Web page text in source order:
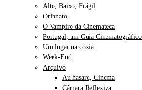
Alto, Baixo, Frágil
Orfanato
O Vampiro da Cinemateca
Portugal, um Guia Cinematográfico
Um lugar na coxia
Week-End
Arquivo
Au hasard, Cinema
Câmara Reflexiva